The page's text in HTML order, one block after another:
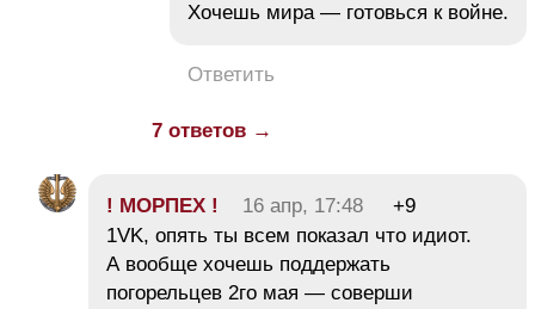
Хочешь мира — готовься к войне.
Ответить
7 ответов →
! МОРПЕХ ! 16 апр, 17:48
+9
1VK, опять ты всем показал что идиот.
А вообще хочешь поддержать
погорельцев 2го мая — соверши